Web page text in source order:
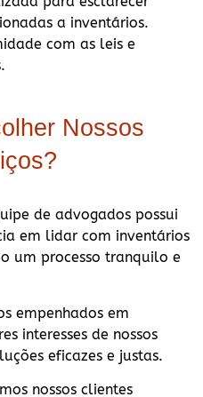
a inventários.
com as leis e
Nossos
de advogados possui
em lidar com inventários
um processo tranquilo e
empenhados em
interesses de nossos
eficazes e justas.
nossos clientes